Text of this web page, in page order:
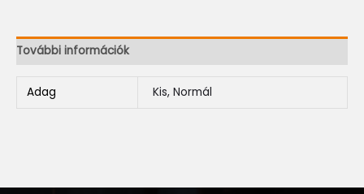
További információk
Adag Kis, Normál